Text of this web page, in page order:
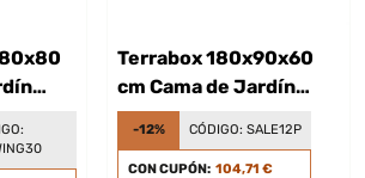
Terrabox 180x90x60
cm Cama de Jardín
elevada Crema
-12% CÓDIGO: SALE12P
CON CUPÓN: 104,71 €